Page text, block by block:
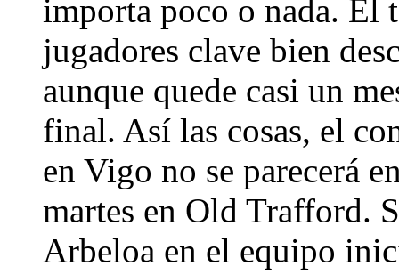
importa poco o nada. El
jugadores clave bien
aunque quede casi un
final. Así las cosas, el
en Vigo no se parecerá
martes en Old Trafford.
Arbeloa en el equipo